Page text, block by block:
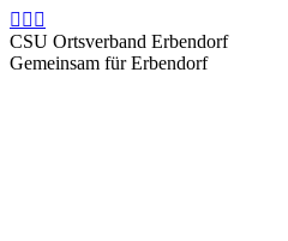
Zum
Inhalt
springen
Facebook
page
opens
Instagram
page
opens
Mail
page
CSU Ortsverband Erbendorf
Gemeinsam für Erbendorf